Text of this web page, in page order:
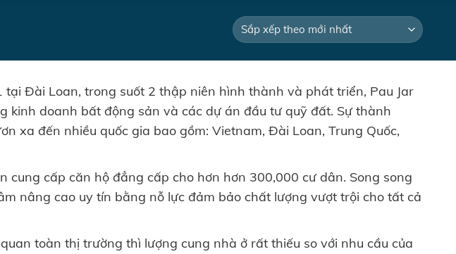
Đài Loan, trong suốt 2 thập niên hình thành và phát triển, Pau Jar
doanh bất động sản và các dự án đầu tư quỹ đất. Sự thành
xa đến nhiều quốc gia bao gồm: Vietnam, Đài Loan, Trung Quốc,
cấp căn hộ đẳng cấp cho hơn hơn 300,000 cư dân. Song song
nâng cao uy tín bằng nỗ lực đảm bảo chất lượng vượt trội cho tất cả
toàn thị trường thì lượng cung nhà ở rất thiếu so với nhu cầu của